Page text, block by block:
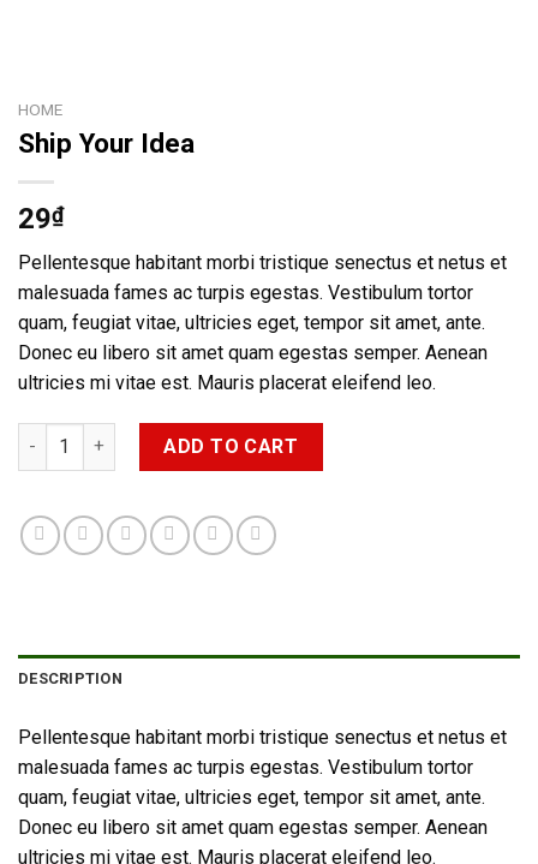
HOME
Ship Your Idea
29₫
Pellentesque habitant morbi tristique senectus et netus et
malesuada fames ac turpis egestas. Vestibulum tortor
quam, feugiat vitae, ultricies eget, tempor sit amet, ante.
Donec eu libero sit amet quam egestas semper. Aenean
ultricies mi vitae est. Mauris placerat eleifend leo.
Ship Your Idea quantityADD TO CART
DESCRIPTION
Pellentesque habitant morbi tristique senectus et netus et
malesuada fames ac turpis egestas. Vestibulum tortor
quam, feugiat vitae, ultricies eget, tempor sit amet, ante.
Donec eu libero sit amet quam egestas semper. Aenean
ultricies mi vitae est. Mauris placerat eleifend leo.